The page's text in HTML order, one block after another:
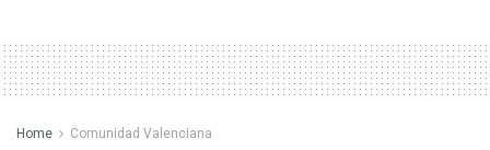
Home Comunidad Valenciana